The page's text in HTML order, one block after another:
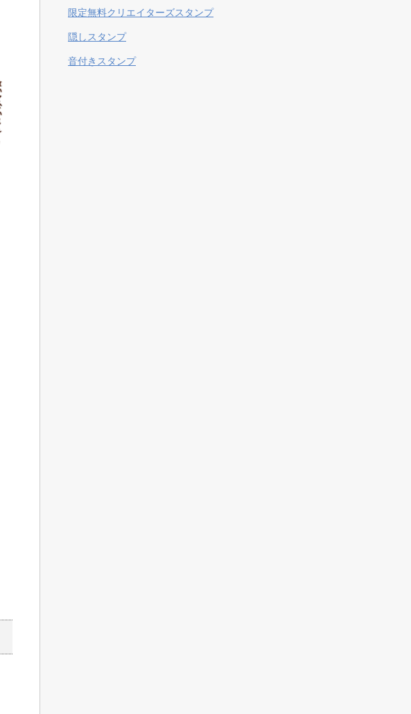
限定無料クリエイターズスタンプ
隠しスタンプ
音付きスタンプ